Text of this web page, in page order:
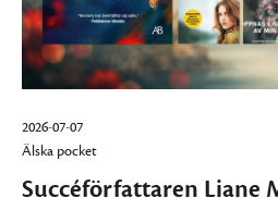
2026-07-07
Älska pocket
Succéförfattaren Liane